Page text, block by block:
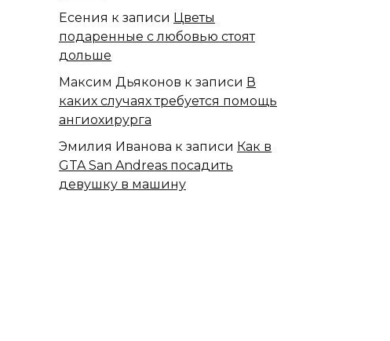
Есения к записи Цветы
подаренные с любовью стоят
дольше
Максим Дьяконов к записи В
каких случаях требуется помощь
ангиохирурга
Эмилия Иванова к записи Как в
GTA San Andreas посадить
девушку в машину